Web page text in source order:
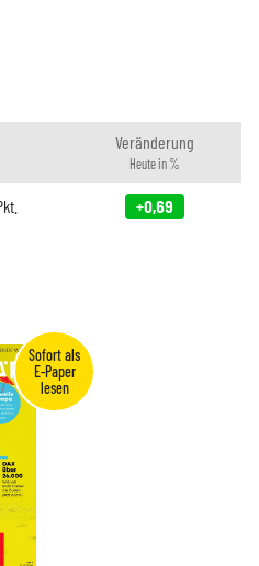
Veränderung
Heute in %
+0,69